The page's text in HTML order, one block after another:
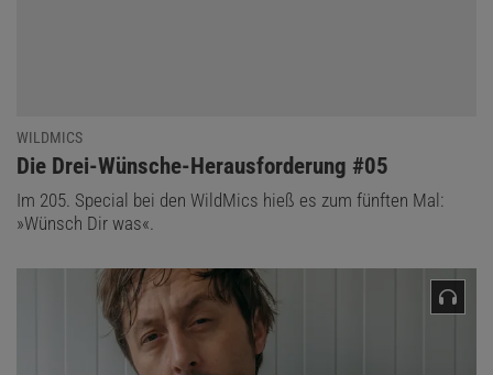
WILDMICS
:
Die Drei-Wünsche-Herausforderung #05
Im 205. Special bei den WildMics hieß es zum fünften Mal:
»Wünsch Dir was«.